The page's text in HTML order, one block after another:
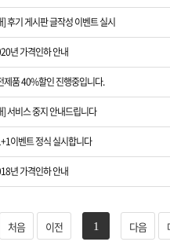
[2021추석 연휴안내] 10월1일~4일 휴무
[카드 결제 안내] 3월1일부터 카드결제
[후기글 이벤트안내] 후기 게시판 글작성
[제품 가격인하] 2020년 가격인하 안내
[8월 이벤트안내] 전제품 40%할인 진행중
[3월 이벤트안내] 1+1이벤트 정식 실시
후기 게시판 글작성 이벤트 실시
년 가격인하 안내
제품 40%할인 진행중입니다.
서비스 중지 안내드립니다
이벤트 정식 실시합니다
년 가격인하 안내
처음 이전 1 다음